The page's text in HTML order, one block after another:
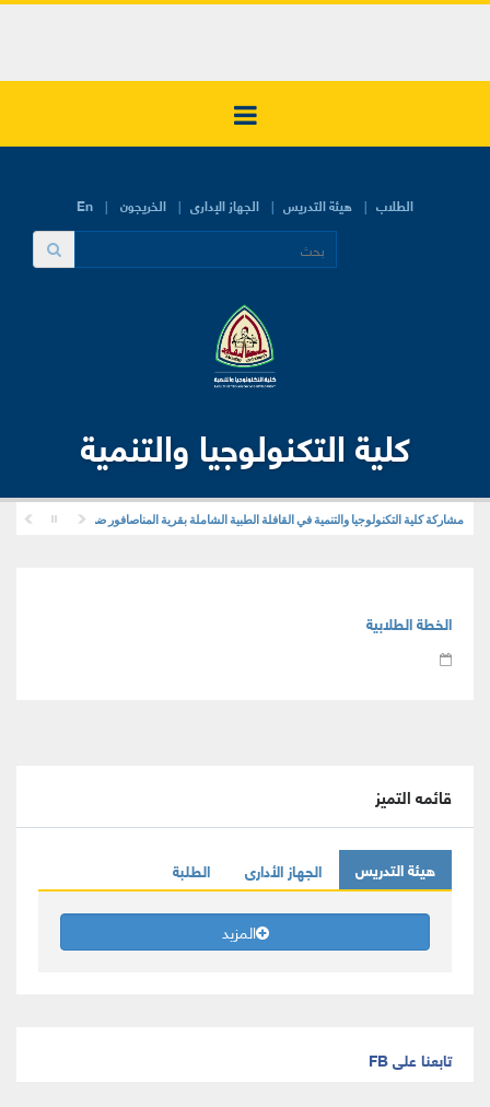
En الطلاب هيئة التدريس الجهاز الإدارى الخريجون
كلية التكنولوجيا والتنمية
مشاركة كلية التكنولوجيا والتنمية في القافلة الطبية الشاملة بقرية المناصافور ضمن مبادرة "حياة
الخطة الطلابية
قائمه التميز
هيئة التدريس الجهاز الأدارى الطلبة
المزيد
تابعنا على FB